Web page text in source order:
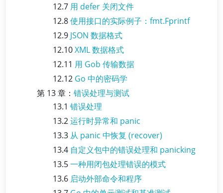
12.7 用 defer 关闭文件
12.8使用接口的实际例子：fmt.Fprintf
12.9 JSON 数据格式
12.10XML 数据格式
12.11 用 Gob 传输数据
12.12 Go 中的密码学
第 13 章： 错误处理与测试
13.1 错误处理
13.2运行时异常和 panic
13.3 从 panic 中恢复 (recover)
13.4 自定义包中的错误处理和 panicking
13.5一种用闭包处理错误的模式
13.6 启动外部命令和程序